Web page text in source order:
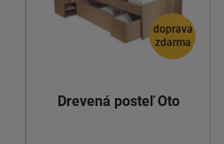
doprava
zdarma
Drevená posteľ Oto